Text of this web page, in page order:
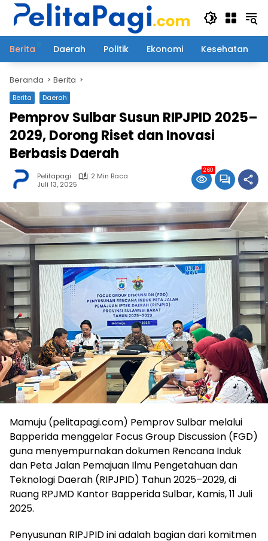
Langsung
Berita
Daerah Politik Ekonomi Kesehatan
Beranda Berita
Berita Daerah
Pemprov Sulbar Susun RIPJPID 2025–
2029, Dorong Riset dan Inovasi
Berbasis Daerah
Pelitapagi
2 Min Baca
Juli 13, 2025
260
Mamuju (pelitapagi.com) Pemprov Sulbar melalui
Bapperida menggelar Focus Group Discussion (FGD)
guna menyempurnakan dokumen Rencana Induk
dan Peta Jalan Pemajuan Ilmu Pengetahuan dan
Teknologi Daerah (RIPJPID) Tahun 2025–2029, di
Ruang RPJMD Kantor Bapperida Sulbar, Kamis, 11 Juli
2025.
Penyusunan RIPJPID ini adalah bagian dari komitmen